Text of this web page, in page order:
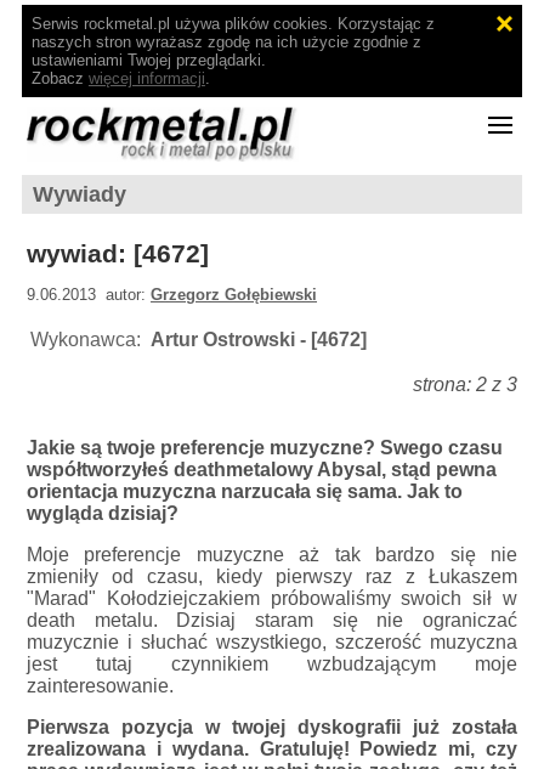
Serwis rockmetal.pl używa plików cookies. Korzystając z
naszych stron wyrażasz zgodę na ich użycie zgodnie z
ustawieniami Twojej przeglądarki.
Zobacz więcej informacji.
Wywiady
wywiad: [4672]
9.06.2013 autor:Grzegorz Gołębiewski
Wykonawca: Artur Ostrowski - [4672]
strona: 2 z 3
Jakie są twoje preferencje muzyczne? Swego czasu
współtworzyłeś deathmetalowy Abysal, stąd pewna
orientacja muzyczna narzucała się sama. Jak to
wygląda dzisiaj?
Moje preferencje muzyczne aż tak bardzo się nie
zmieniły od czasu, kiedy pierwszy raz z Łukaszem
"Marad" Kołodziejczakiem próbowaliśmy swoich sił w
death metalu. Dzisiaj staram się nie ograniczać
muzycznie i słuchać wszystkiego, szczerość muzyczna
jest tutaj czynnikiem wzbudzającym moje
zainteresowanie.
Pierwsza pozycja w twojej dyskografii już została
zrealizowana i wydana. Gratuluję! Powiedz mi, czy